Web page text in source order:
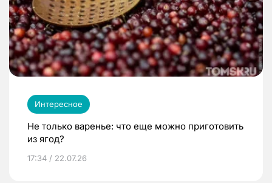
Интересное
Не только варенье: что еще можно приготовить
из ягод?
17:34 / 22.07.26